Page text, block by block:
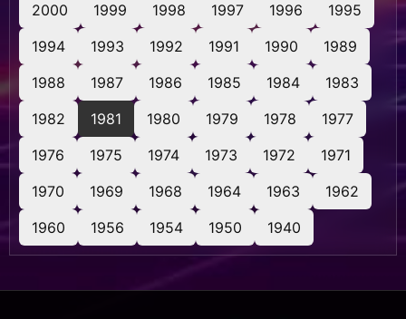
2000
1999 1998 1997 1996
1995
1994
1993 1992 1991 1990
1989
1988
1987 1986 1985 1984
1983
1982
1981 1980 1979 1978
1977
1976
1975 1974 1973 1972
1971
1970
1969 1968 1964 1963
1962
1960
1956 1954 1950 1940